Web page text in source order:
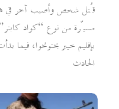
قُتل شخص وأصيب آخر في
مسيّرة من نوع “كواد كابتر”
بإقليم خيبر بختونخوا، فيما
الحادث